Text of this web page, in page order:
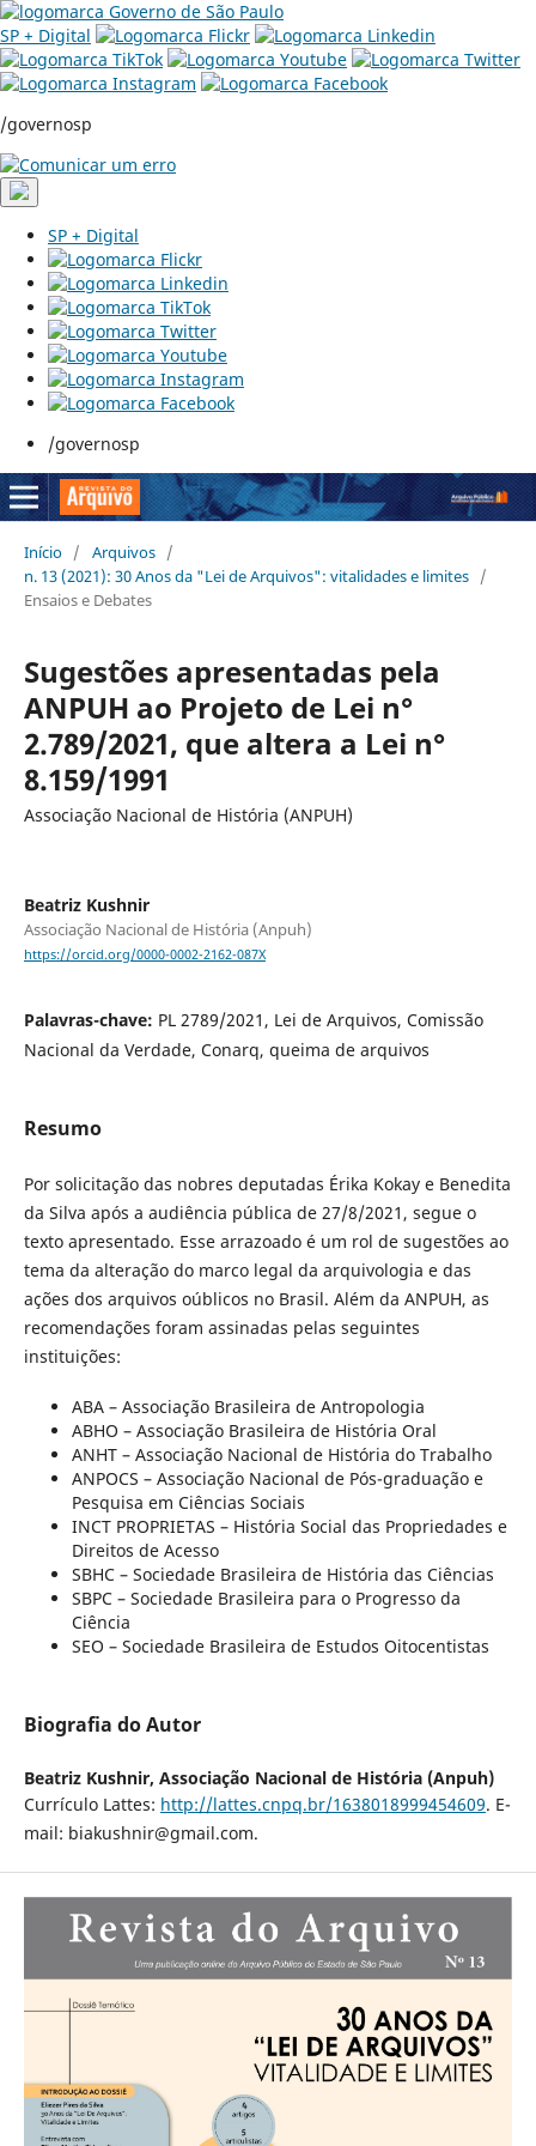
SP + Digital
/governosp
SP + Digital
/governosp
Início / Arquivos /
n. 13 (2021): 30 Anos da "Lei de Arquivos": vitalidades e limites /
Ensaios e Debates
Sugestões apresentadas pela
ANPUH ao Projeto de Lei n°
2.789/2021, que altera a Lei n°
8.159/1991
Associação Nacional de História (ANPUH)
Beatriz Kushnir
Associação Nacional de História (Anpuh)
https://orcid.org/0000-0002-2162-087X
Palavras-chave: PL 2789/2021, Lei de Arquivos, Comissão
Nacional da Verdade, Conarq, queima de arquivos
Resumo
Por solicitação das nobres deputadas Érika Kokay e Benedita
da Silva após a audiência pública de 27/8/2021, segue o
texto apresentado. Esse arrazoado é um rol de sugestões ao
tema da alteração do marco legal da arquivologia e das
ações dos arquivos oúblicos no Brasil. Além da ANPUH, as
recomendações foram assinadas pelas seguintes
instituições:
ABA – Associação Brasileira de Antropologia
ABHO – Associação Brasileira de História Oral
ANHT – Associação Nacional de História do Trabalho
ANPOCS – Associação Nacional de Pós-graduação e
Pesquisa em Ciências Sociais
INCT PROPRIETAS – História Social das Propriedades e
Direitos de Acesso
SBHC – Sociedade Brasileira de História das Ciências
SBPC – Sociedade Brasileira para o Progresso da
Ciência
SEO – Sociedade Brasileira de Estudos Oitocentistas
Biografia do Autor
Beatriz Kushnir, Associação Nacional de História (Anpuh)
Currículo Lattes: http://lattes.cnpq.br/1638018999454609. E-
mail: biakushnir@gmail.com.